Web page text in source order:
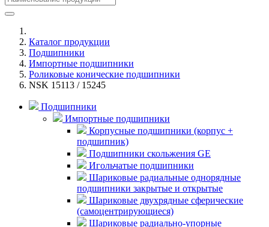
Каталог продукции
Подшипники
Импортные подшипники
Роликовые конические подшипники
NSK 15113 / 15245
Подшипники
Импортные подшипники
Корпусные подшипники (корпус +
подшипник)
Подшипники скольжения GE
Игольчатые подшипники
Шариковые радиальные однорядные
подшипники закрытые и открытые
Шариковые двухрядные сферические
(самоцентрирующиеся)
Шариковые радиально-упорные